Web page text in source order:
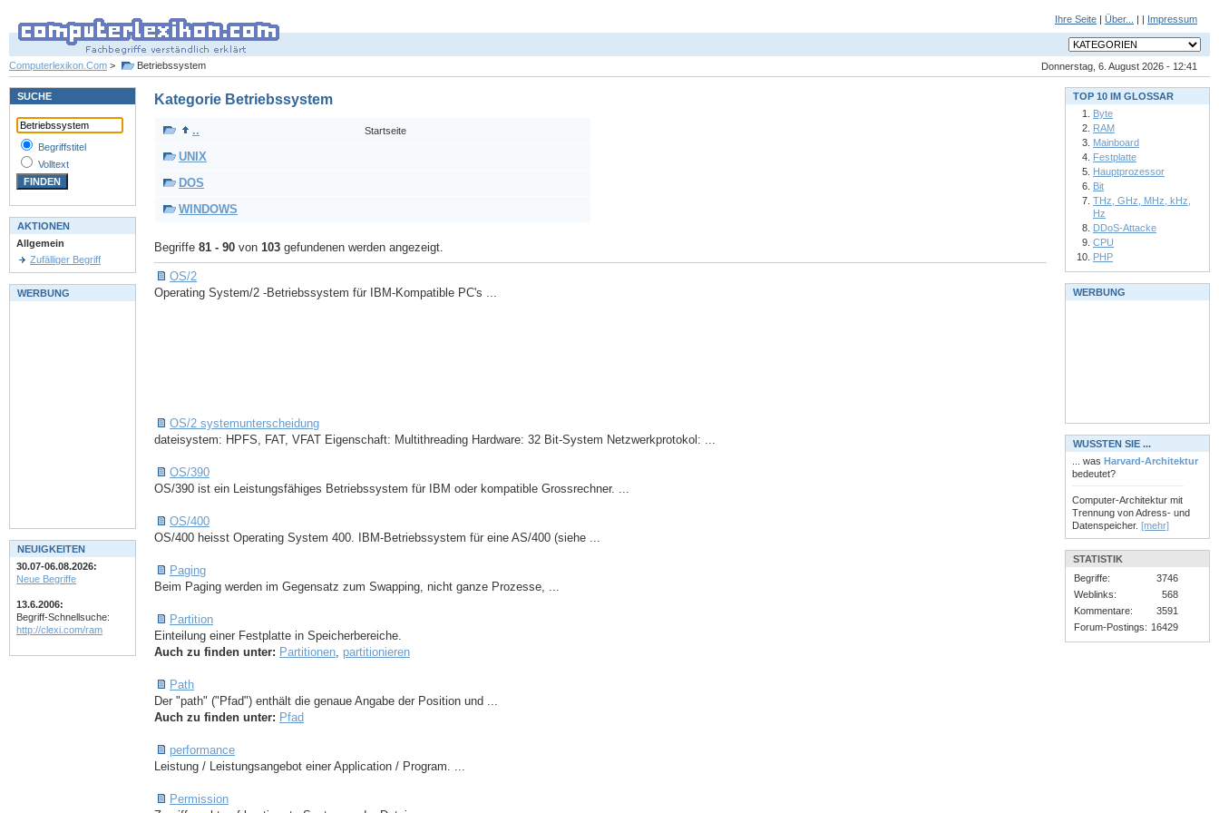
Ihre Seite | Über... | | Impressum
Donnerstag, 6. August 2026 - 12:41
Computerlexikon.Com > Betriebssystem
Kategorie Betriebssystem
.. Startseite
UNIX
DOS
WINDOWS
Begriffe 81 - 90 von 103 gefundenen werden angezeigt.
OS/2
Operating System/2 -Betriebssystem für IBM-Kompatible PC's ...
OS/2 systemunterscheidung
dateisystem: HPFS, FAT, VFAT Eigenschaft: Multithreading Hardware: 32 Bit-System Netzwerkprotokol: ...
OS/390
OS/390 ist ein Leistungsfähiges Betriebssystem für IBM oder kompatible Grossrechner. ...
OS/400
OS/400 heisst Operating System 400. IBM-Betriebssystem für eine AS/400 (siehe ...
Paging
Beim Paging werden im Gegensatz zum Swapping, nicht ganze Prozesse, ...
Partition
Einteilung einer Festplatte in Speicherbereiche.
Auch zu finden unter: Partitionen, partitionieren
Path
Der "path" ("Pfad") enthält die genaue Angabe der Position und ...
Auch zu finden unter: Pfad
performance
Leistung / Leistungsangebot einer Application / Program. ...
Permission
SUCHE
Begriffstitel
Volltext
AKTIONEN
Allgemein
Zufälliger Begriff
WERBUNG
NEUIGKEITEN
30.07-06.08.2026:
Neue Begriffe
13.6.2006:
Begriff-Schnellsuche:
http://clexi.com/ram
TOP 10 IM GLOSSAR
Byte
RAM
Mainboard
Festplatte
Hauptprozessor
Bit
THz, GHz, MHz, kHz,
Hz
DDoS-Attacke
CPU
PHP
WERBUNG
WUSSTEN SIE ...
... was Harvard-Architektur
bedeutet?
Computer-Architektur mit
Trennung von Adress- und
Datenspeicher. [mehr]
STATISTIK
Begriffe:
3746
Weblinks:
568
Kommentare:
3591
Forum-Postings: 16429